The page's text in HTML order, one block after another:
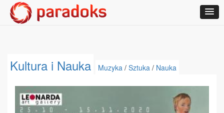
Kultura i Nauka Muzyka / Sztuka / Nauka